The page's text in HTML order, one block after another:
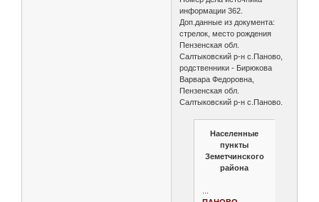
информации 362.
Доп.данные из документа:
стрелок, место рождения
Пензенская обл.
Салтыковский р-н с.Паново,
родственники - Бирюкова
Варвара Федоровна,
Пензенская обл.
Салтыковский р-н с.Паново.
Населенные
пункты
Земетчинского
района